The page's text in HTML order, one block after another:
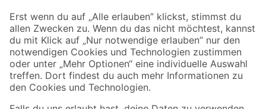
Sicher einkaufen
Jetzt die toom-App herunterladen